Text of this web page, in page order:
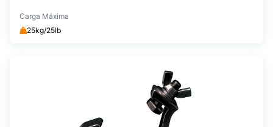
Carga Máxima
25kg/25lb